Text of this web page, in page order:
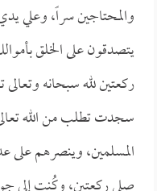
والمحتاجين سراً، وعلي
يتصدقون على الخلق
ركعتين لله سبحانه
سجدت تطلب من الله
المسلمين، وينصرهم